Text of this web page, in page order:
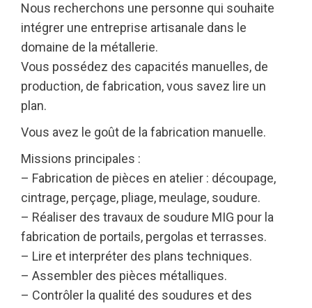
Nous recherchons une personne qui souhaite
intégrer une entreprise artisanale dans le
domaine de la métallerie.
Vous possédez des capacités manuelles, de
production, de fabrication, vous savez lire un
plan.
Vous avez le goût de la fabrication manuelle.
Missions principales :
– Fabrication de pièces en atelier : découpage,
cintrage, perçage, pliage, meulage, soudure.
– Réaliser des travaux de soudure MIG pour la
fabrication de portails, pergolas et terrasses.
– Lire et interpréter des plans techniques.
– Assembler des pièces métalliques.
– Contrôler la qualité des soudures et des